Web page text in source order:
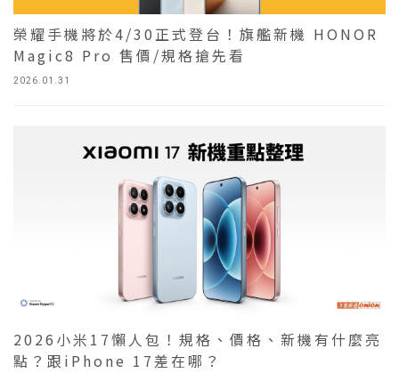
2026.01.31
榮耀手機將於4/30正式登台！旗艦新機 HONOR
Magic8 Pro 售價/規格搶先看
2026小米17懶人包！規格、價格、新機有什麼亮
點？跟iPhone 17差在哪？